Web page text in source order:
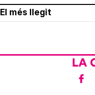
El més llegit